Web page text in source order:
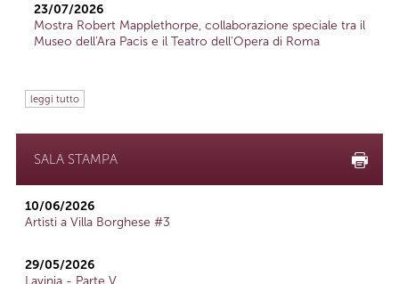
23/07/2026
Mostra Robert Mapplethorpe, collaborazione speciale tra il
Museo dell'Ara Pacis e il Teatro dell'Opera di Roma
leggi tutto
SALA STAMPA
10/06/2026
Artisti a Villa Borghese #3
29/05/2026
Lavinia - Parte V